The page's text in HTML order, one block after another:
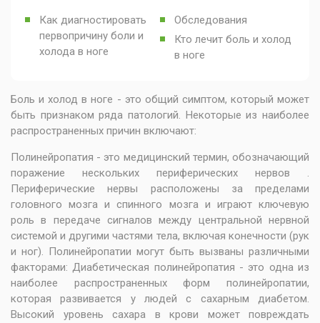
Как диагностировать
первопричину боли и
холода в ноге
Обследования
Кто лечит боль и холод
в ноге
Боль и холод в ноге - это общий симптом, который может
быть признаком ряда патологий. Некоторые из наиболее
распространенных причин включают:
Полинейропатия - это медицинский термин, обозначающий
поражение нескольких периферических нервов .
Периферические нервы расположены за пределами
головного мозга и спинного мозга и играют ключевую
роль в передаче сигналов между центральной нервной
системой и другими частями тела, включая конечности (рук
и ног). Полинейропатии могут быть вызваны различными
факторами: Диабетическая полинейропатия - это одна из
наиболее распространенных форм полинейропатии,
которая развивается у людей с сахарным диабетом.
Высокий уровень сахара в крови может повреждать